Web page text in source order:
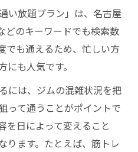
い放題プラン」は、名古屋
どのキーワードでも検索数
でも通えるため、忙しい方
も人気です。
には、ジムの混雑状況を把
って通うことがポイントで
を日によって変えること
ります。たとえば、筋トレ